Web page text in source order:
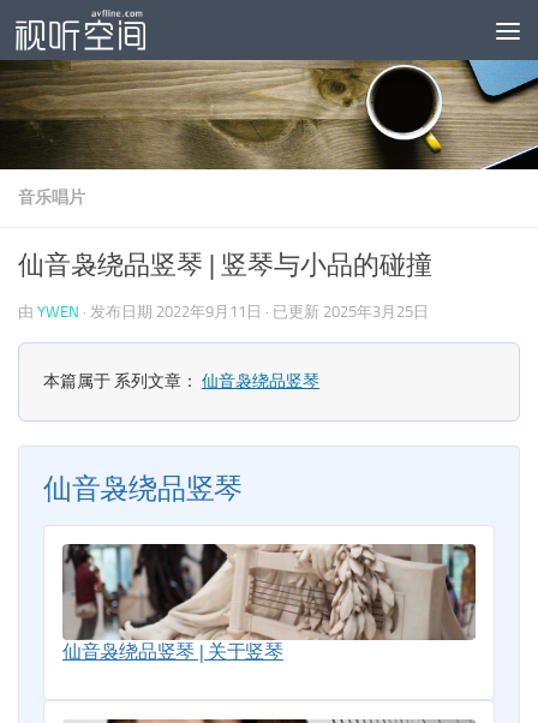
跳至内容
音乐唱片
仙音袅绕品竖琴 | 竖琴与小品的碰撞
由 YWEN · 发布日期 2022年9月11日 · 已更新 2025年3月25日
本篇属于 系列文章： 仙音袅绕品竖琴
仙音袅绕品竖琴
仙音袅绕品竖琴 | 关于竖琴